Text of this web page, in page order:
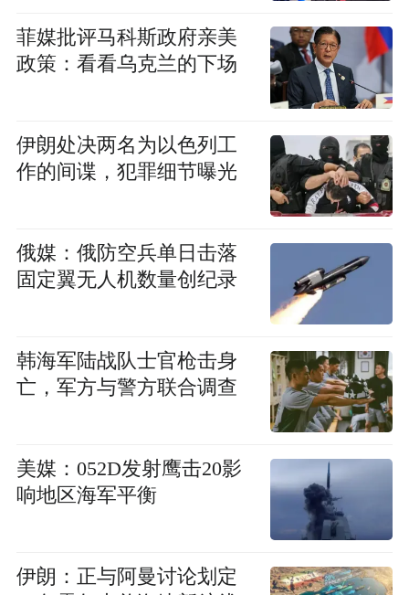
菲媒批评马科斯政府亲美
政策：看看乌克兰的下场
伊朗处决两名为以色列工
作的间谍，犯罪细节曝光
俄媒：俄防空兵单日击落
固定翼无人机数量创纪录
韩海军陆战队士官枪击身
亡，军方与警方联合调查
美媒：052D发射鹰击20影
响地区海军平衡
伊朗：正与阿曼讨论划定